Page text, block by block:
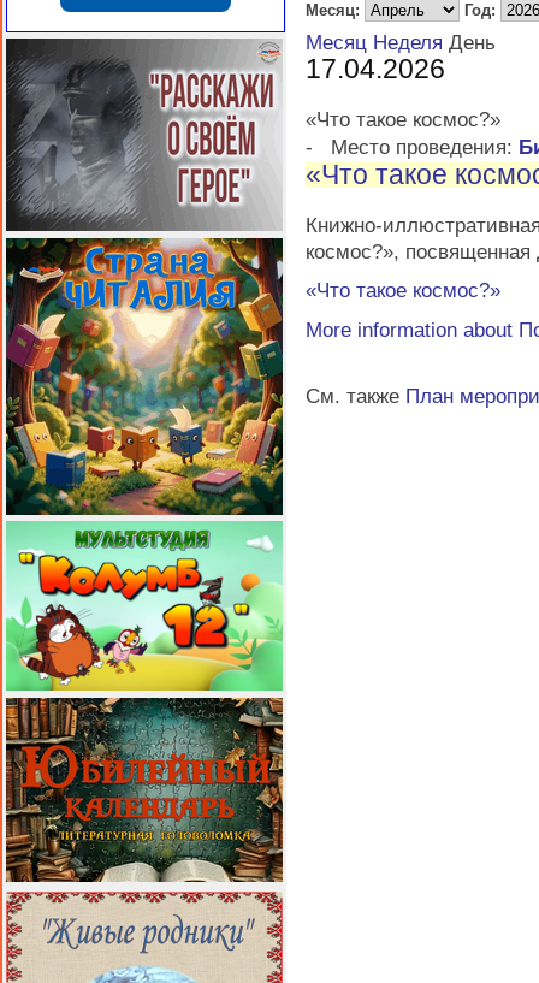
Месяц: Год:
Месяц Неделя День
17.04.2026
«Что такое космос?»
-
Место проведения:
«Что такое
Книжно-
космос?»,
«Что такое космос?»
More information about
См. также План